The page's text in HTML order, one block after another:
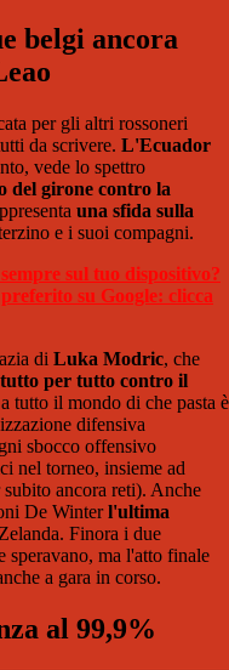
belgi ancora
per gli altri rossoneri
da scrivere. L'Ecuador
vede lo spettro
del girone contro la
una sfida sulla
e i suoi compagni.
sul tuo dispositivo?
su Google: clicca
di Luka Modric, che
per tutto contro il
tutto il mondo di che pasta è
difensiva
sbocco offensivo
nel torneo, insieme ad
ancora reti). Anche
De Winterl'ultima
Finora i due
speravano, ma l'atto finale
a gara in corso.
al 99,9%